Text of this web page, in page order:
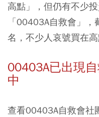
高點」，但仍有不少
「00403A自救會」
名，不少人哀號買在高
00403A已出現
中
查看00403A自救會社